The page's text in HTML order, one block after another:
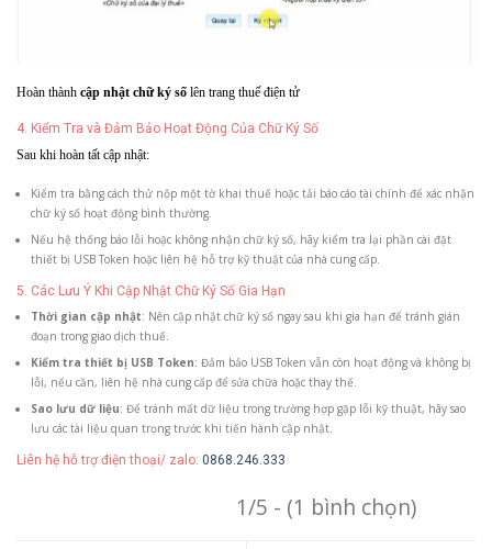
Hoàn thành cập nhật chữ ký số lên trang thuế điện tử
4. Kiểm Tra và Đảm Bảo Hoạt Động Của Chữ Ký Số
Sau khi hoàn tất cập nhật:
Kiểm tra bằng cách thử nộp một tờ khai thuế hoặc tải báo cáo tài chính để xác nhận
chữ ký số hoạt động bình thường.
Nếu hệ thống báo lỗi hoặc không nhận chữ ký số, hãy kiểm tra lại phần cài đặt
thiết bị USB Token hoặc liên hệ hỗ trợ kỹ thuật của nhà cung cấp.
5. Các Lưu Ý Khi Cập Nhật Chữ Ký Số Gia Hạn
Thời gian cập nhật: Nên cập nhật chữ ký số ngay sau khi gia hạn để tránh gián
đoạn trong giao dịch thuế.
Kiểm tra thiết bị USB Token: Đảm bảo USB Token vẫn còn hoạt động và không bị
lỗi, nếu cần, liên hệ nhà cung cấp để sửa chữa hoặc thay thế.
Sao lưu dữ liệu: Để tránh mất dữ liệu trong trường hợp gặp lỗi kỹ thuật, hãy sao
lưu các tài liệu quan trọng trước khi tiến hành cập nhật.
Liên hệ hỗ trợ điện thoại/ zalo: 0868.246.333
1/5 - (1 bình chọn)